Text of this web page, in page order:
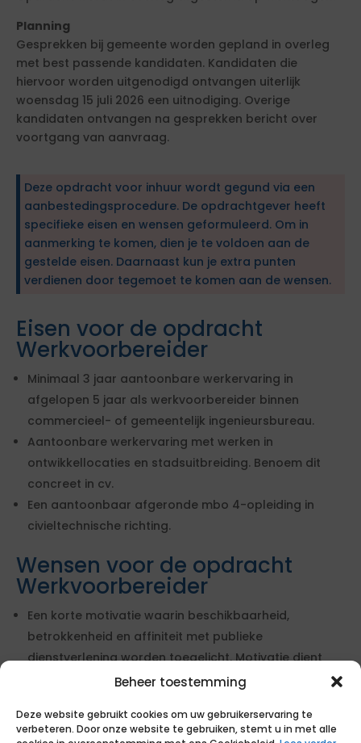
Beheer toestemming
Deze website gebruikt cookies om uw gebruikerservaring te
verbeteren. Door onze website te gebruiken, stemt u in met alle
Planning
Gesprekken bij gemeente worden gepland in overleg
met best passende kandidaten. Kandidaten die
hiervoor worden uitgenodigd ontvangen uiterlijk
woensdag 15 juli 2026 een uitnodiging. Overige
kandidaten ontvangen na gesprekken bericht over
voortgang van aanvraag.
Deze opdracht voor inhuur wordt gegund via een
aanbestedingsprocedure. De opdrachtgever heeft
specifieke eisen en wensen geformuleerd. Om in
aanmerking te komen, dien je te voldoen aan de
gestelde eisen. Daarnaast kun je extra punten
verdienen door tegemoet te komen aan de wensen.
Eisen voor de opdracht
Werkvoorbereider
Minimaal 3 jaar aantoonbare werkervaring in
afgelopen 5 jaar als werkvoorbereider binnen
commercieel- of gemeentelijk ingenieursbureau.
Aantoonbare werkervaring met werken in
ontwikkellocaties en stadsuitbreiding. Benoem dit
concreet in cv.
Een aantoonbaar afgeronde mbo 4-opleiding in
civieltechnische richting.
Wensen voor de opdracht
Werkvoorbereider
Een korte motivatie waarin beschikbaarheid,
betrokkenheid en affiniteit met publieke
dienstverlening worden toegelicht. Motivatie dient
door kandidaat zelf te zijn geschreven.
werkvoorbereider bij gemeentelijke projecten.